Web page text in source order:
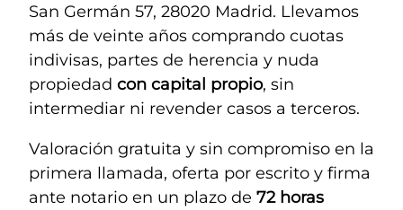
San Germán 57, 28020 Madrid. Llevamos
más de veinte años comprando cuotas
indivisas, partes de herencia y nuda
propiedad con capital propio, sin
intermediar ni revender casos a terceros.
Valoración gratuita y sin compromiso en la
primera llamada, oferta por escrito y firma
ante notario en un plazo de 72 horas